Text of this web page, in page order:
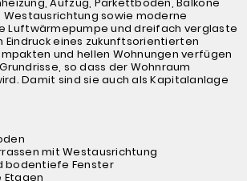
sowie moderne
Luftwärmepumpe und dreifach verglaste
Eindruck eines zukunftsorientierten
und hellen Wohnungen verfügen
so dass der Wohnraum
Damit sind sie auch als Kapitalanlage
mit Westausrichtung
bodentiefe Fenster
Etagen